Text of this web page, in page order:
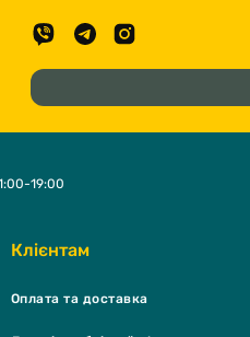
Клієнтам
Оплата та доставка
19:00